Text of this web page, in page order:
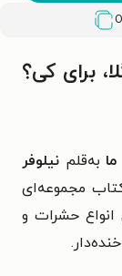
برای کی؟
به‌قلم نیلوفر
مجموعه‌ای
حشرات و